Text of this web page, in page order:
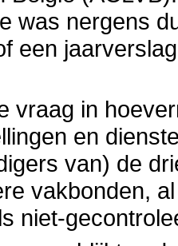
was nergens
een
vraag in
en
van) de
vakbonden,
niet-